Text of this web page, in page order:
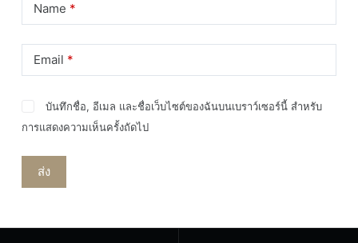
Name *
Email *
บันทึกชื่อ, อีเมล และชื่อเว็บไซต์ของฉันบนเบราว์เซอร์นี้ สำหรับ
การแสดงความเห็นครั้งถัดไป
ส่ง